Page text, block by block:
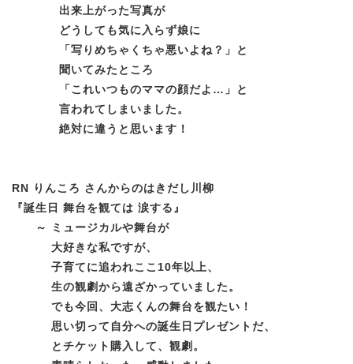
出来上がった写真が
どうしても気に入らず娘に
「写りめちゃくちゃ悪いよね？」と
聞いてみたところ
「これいつものママの顔だよ…」と
言われてしまいました。
絶対に違うと思います！
RN りんころ さんからのはきだし川柳
『誕生日 舞台を観ては 涙する』
～
ミュージカルや舞台が
大好きな私ですが、
子育てに追われここ10年以上、
生の観劇から遠ざかっていました。
でも今回、大志くんの舞台を観たい！
思い切って自分への誕生日プレゼントだ、
とチケット購入して、 観劇。